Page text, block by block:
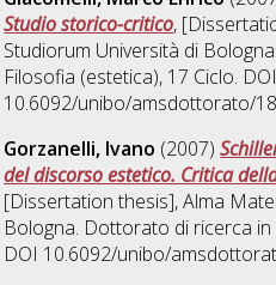
Studio storico-critico,
Studiorum Università di
Filosofia (estetica), 17 Ciclo. DOI
10.6092/unibo/amsdottorato/
Gorzanelli, Ivano (2007)
del discorso estetico. Critica
[Dissertation thesis], Alma
Bologna. Dottorato di ricerca in
DOI 10.6092/unibo/